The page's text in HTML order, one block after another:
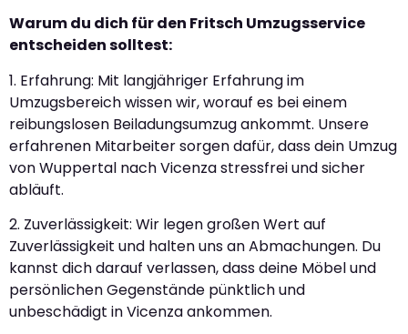
Warum du dich für den Fritsch Umzugsservice
entscheiden solltest:
1. Erfahrung: Mit langjähriger Erfahrung im
Umzugsbereich wissen wir, worauf es bei einem
reibungslosen Beiladungsumzug ankommt. Unsere
erfahrenen Mitarbeiter sorgen dafür, dass dein Umzug
von Wuppertal nach Vicenza stressfrei und sicher
abläuft.
2. Zuverlässigkeit: Wir legen großen Wert auf
Zuverlässigkeit und halten uns an Abmachungen. Du
kannst dich darauf verlassen, dass deine Möbel und
persönlichen Gegenstände pünktlich und
unbeschädigt in Vicenza ankommen.